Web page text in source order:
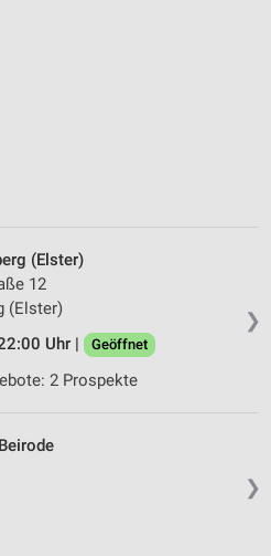
❯
(Elster)
12
(Elster)
Uhr |
Geöffnet
2 Prospekte
❯